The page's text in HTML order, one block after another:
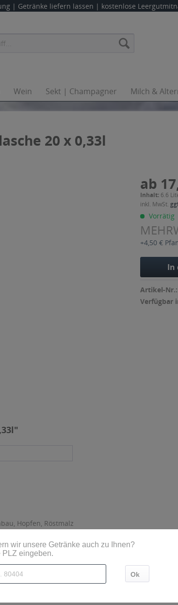
| Getränke liefern lassen | kostenlose
Wein Sekt | Champagner Milch &
20 x 0,33l
ab
Inhalt: 6.6
inkl. MwSt.
Vorrätig
+4,50 €
In
Artikel-Nr.:
Verfügbar
Hopfen, Röstmalz
Großbuchstaben besonders hervorgehoben
Steige